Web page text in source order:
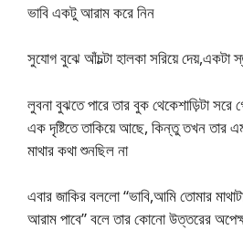
ভাবি একটু আরাম করে নিন
সুযোগ বুঝে আঁচল্টা হালকা সরিয়ে
লুবনা বুঝতে পারে তার বুক থেকেশাড়িটা
এক দৃষ্টিতে তাকিয়ে আছে, কিন্তু তখন তার
মাথার কথা শুনছিল না
এবার জাকির বললো “ভাবি,আমি তোমার
আরাম পাবে” বলে তার কোনো উত্তরের